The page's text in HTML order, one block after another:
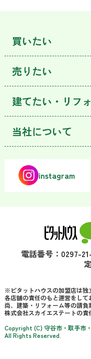
買いたい
売りたい
建てたい・リフ
当社について
instagram
電話番号：0297-
※ピタットハウスの加盟店は独
各店舗の責任のもと運営をして
尚、建築・リフォーム等の請負
株式会社スカイエステートの責
Copyright (C) 守谷市・取手市
All Rights Reserved.